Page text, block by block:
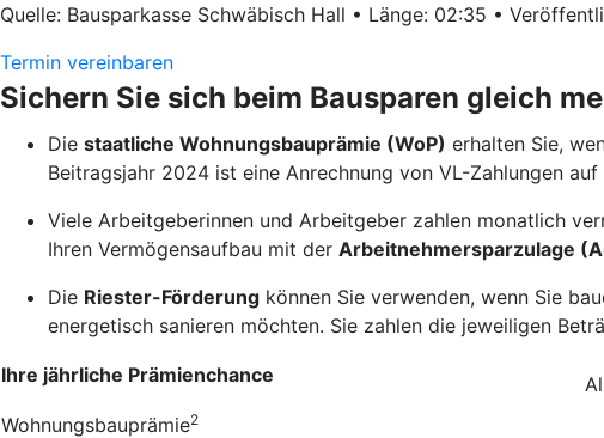
Quelle: Bausparkasse Schwäbisch Hall • Länge: 02:35 •
Termin vereinbaren
Sichern Sie sich beim Bausparen gleich
Die staatliche Wohnungsbauprämie (WoP) erhalten Sie,
Beitragsjahr 2024 ist eine Anrechnung von VL-Zahlungen
Viele Arbeitgeberinnen und Arbeitgeber zahlen monatlich
Ihren Vermögensaufbau mit der Arbeitnehmersparzulage
Die Riester-Förderung können Sie verwenden, wenn Sie
energetisch sanieren möchten. Sie zahlen die jeweiligen
Ihre jährliche Prämienchance
Wohnungsbauprämie2